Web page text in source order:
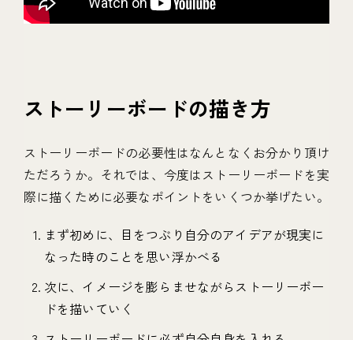
ストーリーボードの描き方
ストーリーボードの必要性はなんとなくお分かり頂け
ただろうか。それでは、今度はストーリーボードを実
際に描くために必要なポイントをいくつか挙げたい。
まず初めに、目をつぶり自分のアイデアが現実に
なった時のことを思い浮かべる
次に、イメージを膨らませながらストーリーボー
ドを描いていく